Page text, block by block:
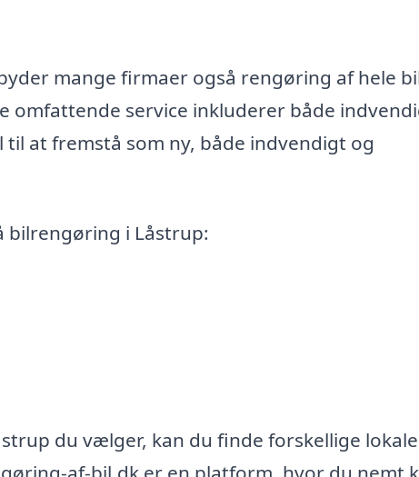
mange firmaer også rengøring af hele
omfattende service inkluderer både
at fremstå som ny, både indvendigt og
bilrengøring i Låstrup:
du vælger, kan du finde forskellige lokale